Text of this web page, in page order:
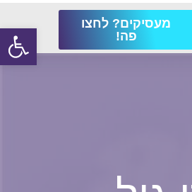
מעסיקים? לחצו
פה!